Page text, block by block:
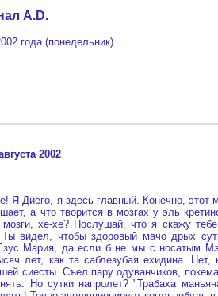
A.D.
года (понедельник)
2002
Диего, я здесь главный. Конечно, этот
а что творится в мозгах у эль
хе-хе? Послушай, что я скажу
видел, чтобы здоровый мачо дрых
Мария, да если б не мы с носатым
лет, как та саблезубая ехидина.
сиесты. Съел пару одуванчиков,
Но сутки напролет? "Трабаха